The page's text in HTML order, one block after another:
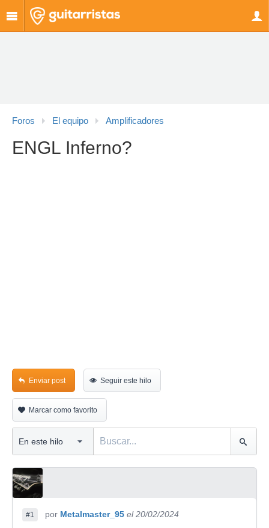
Foros El equipo Amplificadores
ENGL Inferno?
Enviar post Seguir este hilo
Marcar como favorito
#1 por Metalmaster_95 el 20/02/2024